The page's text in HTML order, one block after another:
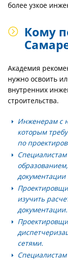
более узкое
Кому
Академия
нужно освоить
внутренних
строительства.
Инженерам с
которым
по
образованием
изучить
документации.
сетями.